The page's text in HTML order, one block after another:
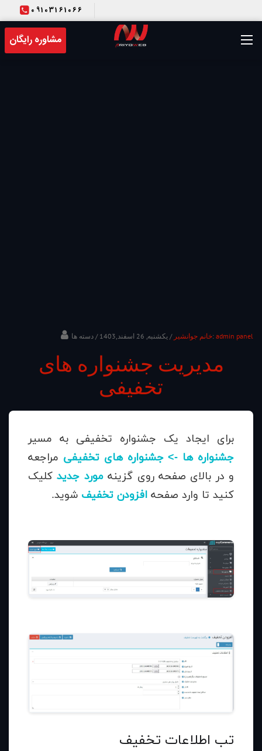
مشاوره رایگان
T 09103161066
خانم جوانشیر / یکشنبه, 26 اسفند,1403 / دسته ها: admin panel
مدیریت جشنواره های
تخفیفی
برای ایجاد یک جشنواره تخفیفی به مسیر
جشنواره ها -> جشنواره های تخفیفی مراجعه
و در بالای صفحه روی گزینهمورد جدیدکلیک
کنید تا وارد صفحه افزودن تخفیف شوید.
تب اطلاعات تخفیف